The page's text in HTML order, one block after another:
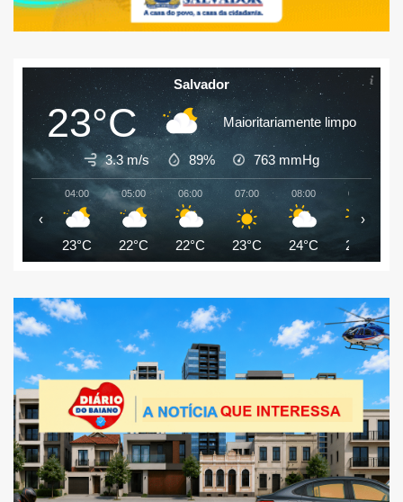
Salvador
23°C Maioritariamente limpo
3.3 m/s 89% 763 mmHg
04:00
23°C
05:00
22°C
06:00
22°C
07:00
23°C
08:00
24°C
09:00
25°C
‹ ›